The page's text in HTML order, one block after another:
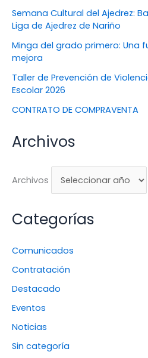
Semana Cultural del Ajedrez:
Liga de Ajedrez de Nariño
Minga del grado primero: Una
mejora
Taller de Prevención de
Escolar 2026
CONTRATO DE COMPRAVENTA
Archivos
Archivos
Categorías
Comunicados
Contratación
Destacado
Eventos
Noticias
Sin categoría